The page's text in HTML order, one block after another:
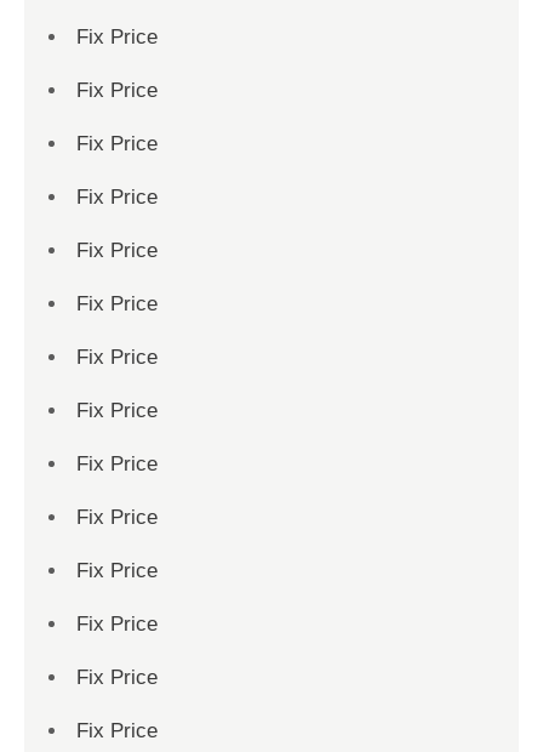
Fix Price
Fix Price
Fix Price
Fix Price
Fix Price
Fix Price
Fix Price
Fix Price
Fix Price
Fix Price
Fix Price
Fix Price
Fix Price
Fix Price